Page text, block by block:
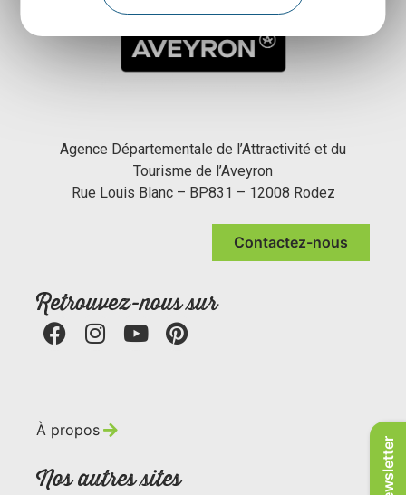
Agence Départementale de l’Attractivité et du
Tourisme de l’Aveyron
Rue Louis Blanc – BP831 – 12008 Rodez
Contactez-nous
Retrouvez-nous sur
À propos
Nos autres sites Newsletter